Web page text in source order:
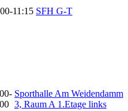
11:15 SFH G-T
Sporthalle Am Weidendamm
3, Raum A 1.Etage links